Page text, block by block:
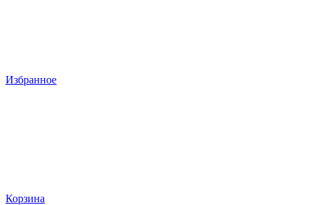
Избранное
Корзина